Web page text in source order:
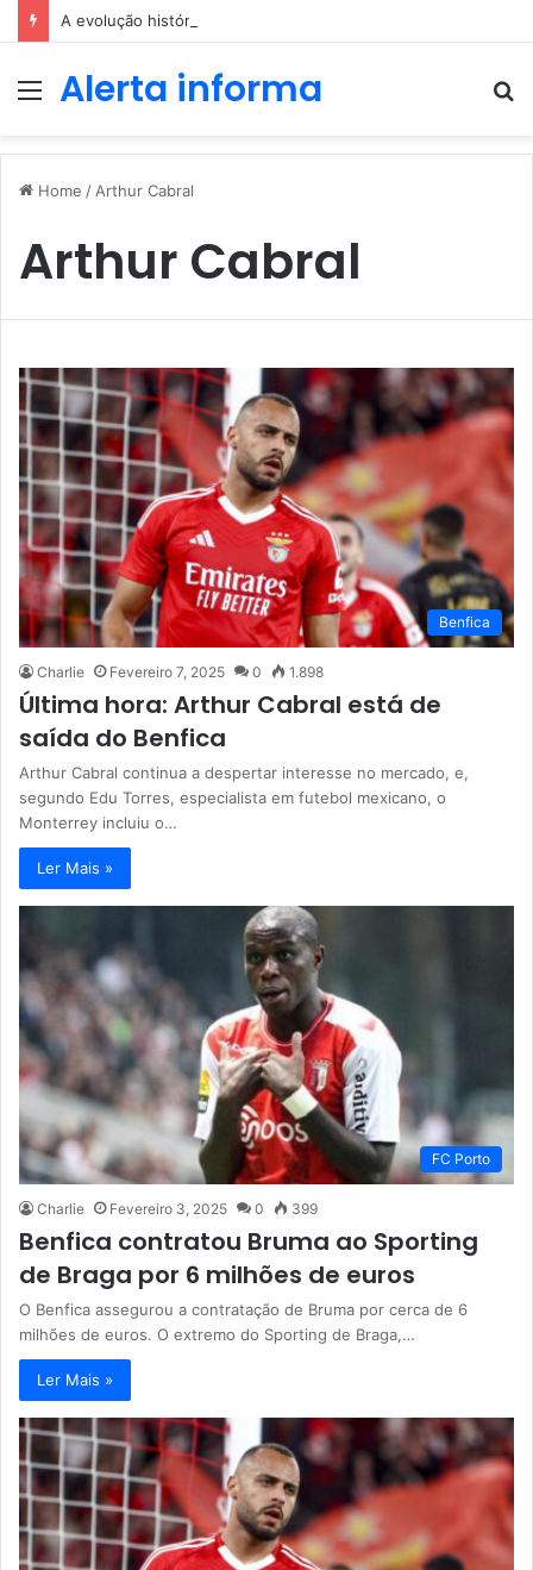
A evolução histórica das apostas ao longo dos séculos
MenuAlerta informa
Home / Arthur Cabral
Arthur Cabral
Benfica
Charlie Fevereiro 7, 2025 0 1.898
Última hora: Arthur Cabral está de
saída do Benfica
Arthur Cabral continua a despertar interesse no mercado, e,
segundo Edu Torres, especialista em futebol mexicano, o
Monterrey incluiu o…
Ler Mais »
FC Porto
Charlie Fevereiro 3, 2025 0 399
Benfica contratou Bruma ao Sporting
de Braga por 6 milhões de euros
O Benfica assegurou a contratação de Bruma por cerca de 6
milhões de euros. O extremo do Sporting de Braga,…
Ler Mais »